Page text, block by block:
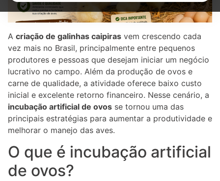
A criação de galinhas caipiras vem crescendo cada
vez mais no Brasil, principalmente entre pequenos
produtores e pessoas que desejam iniciar um negócio
lucrativo no campo. Além da produção de ovos e
carne de qualidade, a atividade oferece baixo custo
inicial e excelente retorno financeiro. Nesse cenário, a
incubação artificial de ovos se tornou uma das
principais estratégias para aumentar a produtividade e
melhorar o manejo das aves.
O que é incubação artificial
de ovos?